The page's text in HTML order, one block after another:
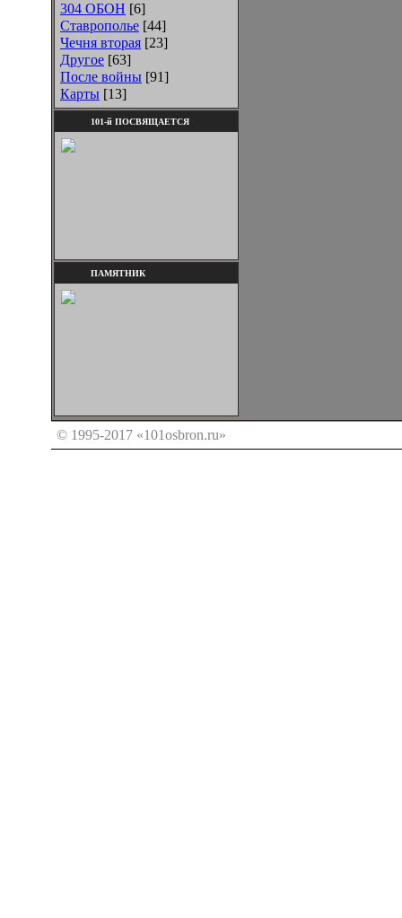
304 ОБОН [6]
Ставрополье [44]
Чечня вторая [23]
Другое [63]
После войны [91]
Карты [13]
101-й ПОСВЯЩАЕТСЯ
ПАМЯТНИК
© 1995-2017 «101osbron.ru»